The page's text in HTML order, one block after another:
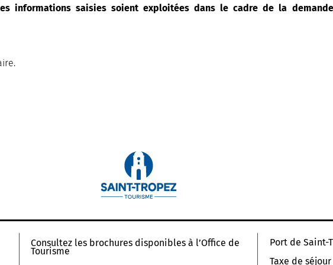
informations saisies soient exploitées dans le cadre de la
Consultez les brochures disponibles à l’Office de
Tourisme
Port de Saint-
Taxe de séjour